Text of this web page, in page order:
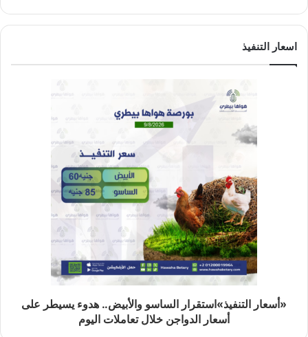
اسعار التنفيذ
«أسعار التنفيذ»استقرار الساسو والأبيض.. هدوء يسيطر على
أسعار الدواجن خلال تعاملات اليوم